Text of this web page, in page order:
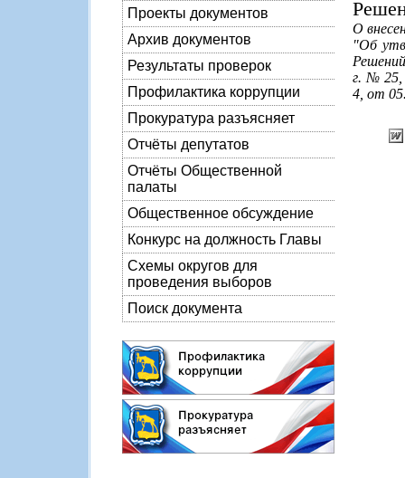
Проекты документов
Архив документов
Результаты проверок
Профилактика коррупции
Прокуратура разъясняет
Отчёты депутатов
Отчёты Общественной
палаты
Общественное обсуждение
Конкурс на должность Главы
Схемы округов для
проведения выборов
Поиск документа
О
"Об
г. № 25,
4, от